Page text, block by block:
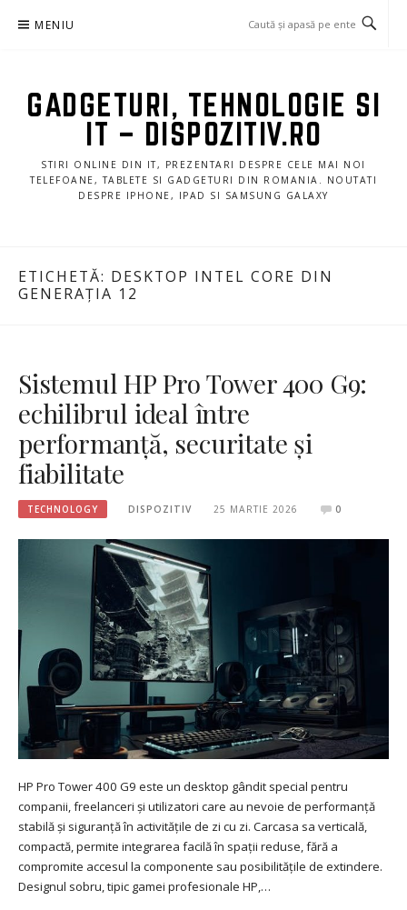
MENIU
GADGETURI, TEHNOLOGIE SI
IT – DISPOZITIV.RO
STIRI ONLINE DIN IT, PREZENTARI DESPRE CELE MAI NOI
TELEFOANE, TABLETE SI GADGETURI DIN ROMANIA. NOUTATI
DESPRE IPHONE, IPAD SI SAMSUNG GALAXY
ETICHETĂ: DESKTOP INTEL CORE DIN
GENERAȚIA 12
Sistemul HP Pro Tower 400 G9:
echilibrul ideal între
performanță, securitate și
fiabilitate
TECHNOLOGY DISPOZITIV 25 MARTIE 2026 0
HP Pro Tower 400 G9 este un desktop gândit special pentru
companii, freelanceri și utilizatori care au nevoie de performanță
stabilă și siguranță în activitățile de zi cu zi. Carcasa sa verticală,
compactă, permite integrarea facilă în spații reduse, fără a
compromite accesul la componente sau posibilitățile de extindere.
Designul sobru, tipic gamei profesionale HP,…